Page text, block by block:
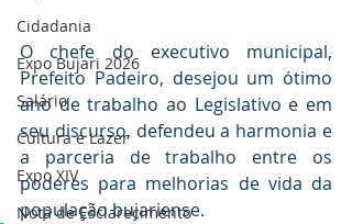
Cidadania
Expo Bujari 2026
Salário
Cultura e Lazer
Expo XIV
Nota de Esclarecimento
O chefe do executivo municipal,
Prefeito Padeiro, desejou um ótimo
ano de trabalho ao Legislativo e em
seu discurso, defendeu a harmonia e
a parceria de trabalho entre os
poderes para melhorias de vida da
população bujariense.